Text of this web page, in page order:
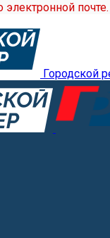
почте.
Городской